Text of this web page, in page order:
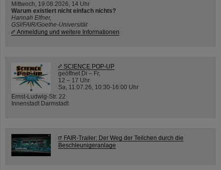
Mittwoch, 19.08.2026, 14 Uhr
Warum existiert nicht einfach nichts?
Hannah Elfner,
GSI/FAIR/Goethe-Universität
Anmeldung und weitere Informationen
SCIENCE POP-UP
geöffnet Di – Fr,
12 – 17 Uhr
Sa, 11.07.26, 10:30-16:00 Uhr
Ernst-Ludwig-Str. 22
Innenstadt Darmstadt
FAIR-Trailer: Der Weg der Teilchen durch die
Beschleunigeranlage